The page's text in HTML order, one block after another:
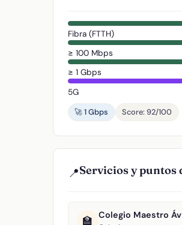
Fibra (FTTH)
≥ 100 Mbps
≥ 1 Gbps
5G
🚀 1 Gbps
Score: 92/100
📍Servicios y puntos
🏫 Colegio Maestro